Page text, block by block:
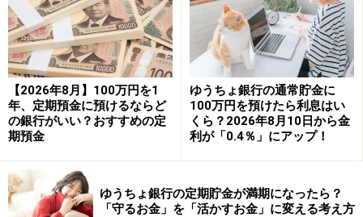
1. 手数料がどのように発生するのかを知る
全ての銀行を調べる必要はなく、普段よく使う預金・貯
金口座の手数料を知っておくだけで充分です。どのよう
な時に手数料が発生するのかをわかっていないと節約の
しようがないからです。普段使っている金融機関のこと
を知っておきましょう。
（1）どのような時に手数料が発生する？
【2026年8月】100万円を1
年、定期預金に預けるならど
の銀行がいい？おすすめの定
期預金
ゆうちょ銀行の通常貯金に
100万円を預けたら利息はい
くら？2026年8月10日から金
利が「0.4％」にアップ！
ゆうちょ銀行の定期貯金が満期になったら？
「守るお金」を「活かすお金」に変える考え方